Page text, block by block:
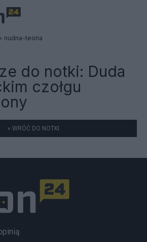
nudna-teoria
do notki: Duda
czołgu
« WRÓĆ DO NOTKI